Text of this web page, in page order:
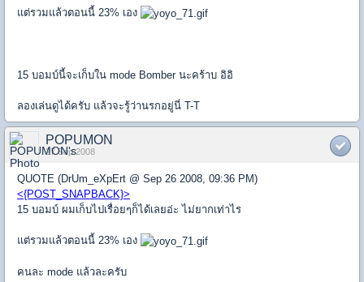
แต่รวมแล้วตอนนี้ 23% เอง
15 บอมบ์นี้จะเก็บใน mode Bomber นะคร้าบ อิอิ
ลองเล่นดูได้ครับ แล้วจะรู้ว่านรกอยู่นี่ T-T
POPUMON
27 Sep 2008
QUOTE (DrUm_eXpErt @ Sep 26 2008, 09:36 PM)
<{POST_SNAPBACK}>
15 บอมบ์ ผมเก็บไปเรื่อยๆก็ได้เลยอ่ะ ไม่ยากเท่าไร
แต่รวมแล้วตอนนี้ 23% เอง
คนละ mode แล้วละครับ